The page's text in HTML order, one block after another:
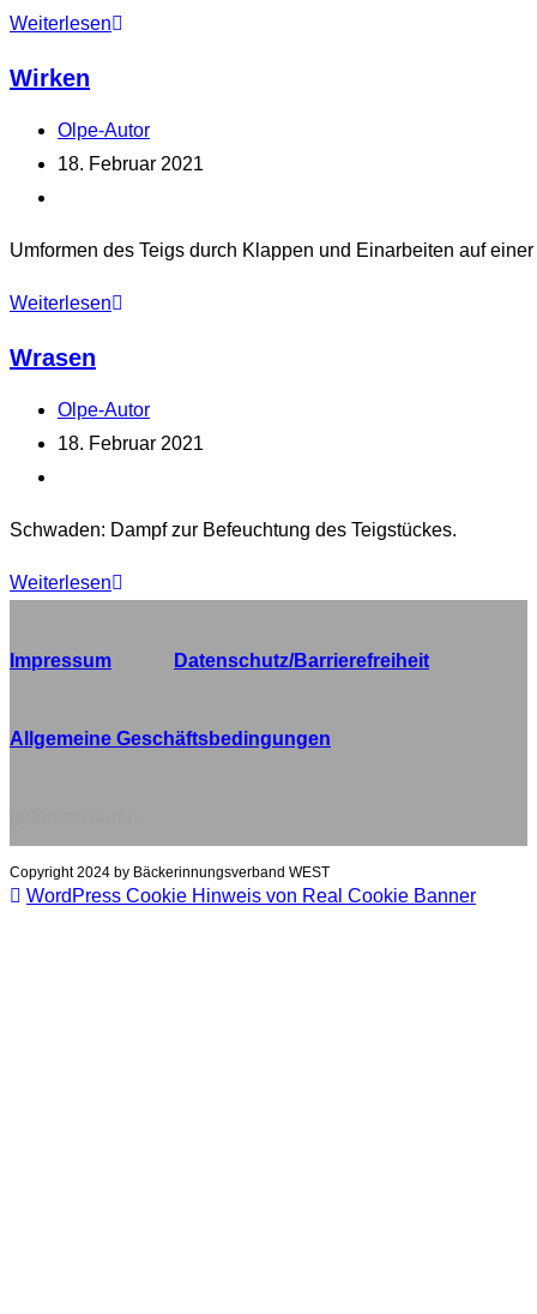
WeiterlesenWärmeübertrager
Wirken
Beitrags-
Autor:
Olpe-Autor
Beitrag
18. Februar 2021
Umformen des Teigs durch Klappen und Einarbeiten auf
WeiterlesenWirken
Wrasen
Beitrags-
Autor:
Olpe-Autor
Beitrag
18. Februar 2021
Schwaden: Dampf zur Befeuchtung des Teigstückes.
WeiterlesenWrasen
Impressum Datenschutz/Barrierefreiheit
Allgemeine Geschäftsbedingungen
Copyright 2024 by Bäckerinnungsverband WEST
WordPress Cookie Hinweis von Real Cookie Banner